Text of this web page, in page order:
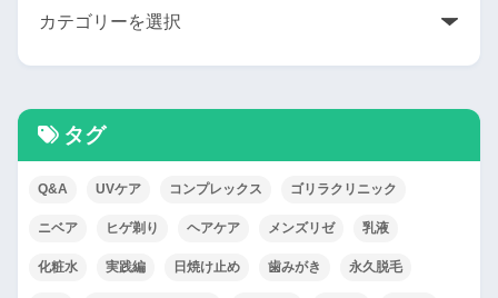
タグ
Q&A UVケア コンプレックス ゴリラクリニック
ニベア ヒゲ剃り ヘアケア メンズリゼ 乳液
化粧水 実践編 日焼け止め 歯みがき 永久脱毛